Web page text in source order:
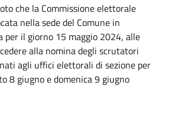
che la Commissione elettorale
nella sede del Comune in
per il giorno 15 maggio 2024, alle
alla nomina degli scrutatori
agli uffici elettorali di sezione per
8 giugno e domenica 9 giugno